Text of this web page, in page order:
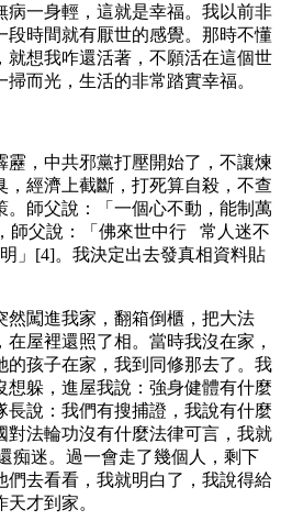
病一身輕，這就是幸福。我以前非
段時間就有厭世的感覺。那時不懂
就想我咋還活著，不願活在這個世
而光，生活的非常踏實幸福。
靂，中共邪黨打壓開始了，不讓煉
，經濟上截斷，打死算自殺，不查
。師父說：「一個心不動，能制萬
師父說：「佛來世中行 常人迷不
」[4]。我決定出去發真相資料貼
然闖進我家，翻箱倒櫃，把大法
屋裡還照了相。當時我沒在家，
的孩子在家，我到同修那去了。我
想躲，進屋我說：強身健體有什麼
長說：我們有搜捕證，我說有什麼
對法輪功沒有什麼法律可言，我就
痴迷。過一會走了幾個人，剩下
們去看看，我就明白了，我說得給
才到家。